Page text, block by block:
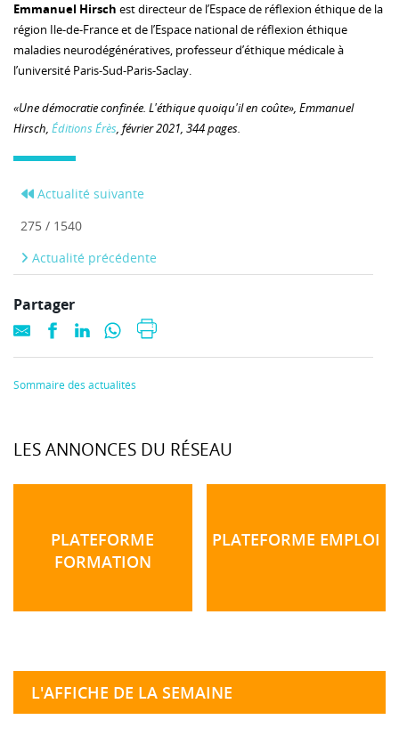
Emmanuel Hirsch est directeur de l’Espace de réflexion éthique de la
région Ile-de-France et de l’Espace national de réflexion éthique
maladies neurodégénératives, professeur d’éthique médicale à
l’université Paris-Sud-Paris-Saclay.
«Une démocratie confinée. L'éthique quoiqu'il en coûte», Emmanuel
Hirsch, Éditions Érès, février 2021, 344 pages.
Actualité suivante
275 / 1540
Actualité précédente
Partager
Sommaire des actualités
LES ANNONCES DU RÉSEAU
PLATEFORME
FORMATION
PLATEFORME EMPLOI
L'AFFICHE DE LA SEMAINE